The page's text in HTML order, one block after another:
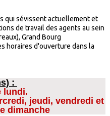
qui sévissent actuellement et
de travail des agents au sein
Grand Bourg
horaires d'ouverture dans la
:
lundi.
jeudi, vendredi et
dimanche